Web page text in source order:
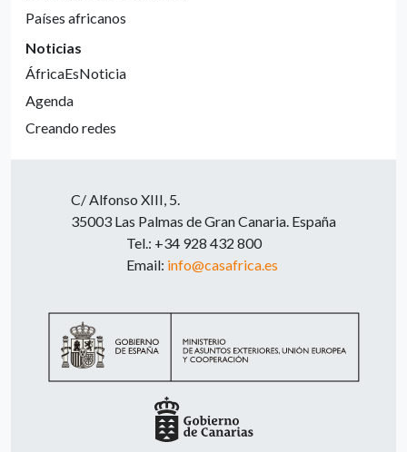
Países africanos
Noticias
ÁfricaEsNoticia
Agenda
Creando redes
C/ Alfonso XIII, 5.
35003 Las Palmas de Gran Canaria. España
Tel.: +34 928 432 800
Email: info@casafrica.es